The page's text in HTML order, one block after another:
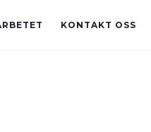
KONTAKT OSS